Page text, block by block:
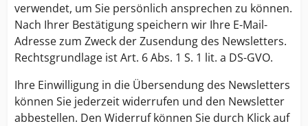
verwendet, um Sie persönlich ansprechen zu können.
Nach Ihrer Bestätigung speichern wir Ihre E-Mail-
Adresse zum Zweck der Zusendung des Newsletters.
Rechtsgrundlage ist Art. 6 Abs. 1 S. 1 lit. a DS-GVO.
Ihre Einwilligung in die Übersendung des Newsletters
können Sie jederzeit widerrufen und den Newsletter
abbestellen. Den Widerruf können Sie durch Klick auf